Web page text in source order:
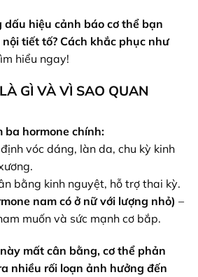
hiệu cảnh báo cơ thể bạn
tiết tố? Cách khắc phục như
hiểu ngay!
GÌ VÀ VÌ SAO QUAN
ba hormone chính:
vóc dáng, làn da, chu kỳ kinh
bằng kinh nguyệt, hỗ trợ thai kỳ.
nam có ở nữ với lượng nhỏ) –
muốn và sức mạnh cơ bắp.
mất cân bằng, cơ thể phản
nhiều rối loạn ảnh hưởng đến